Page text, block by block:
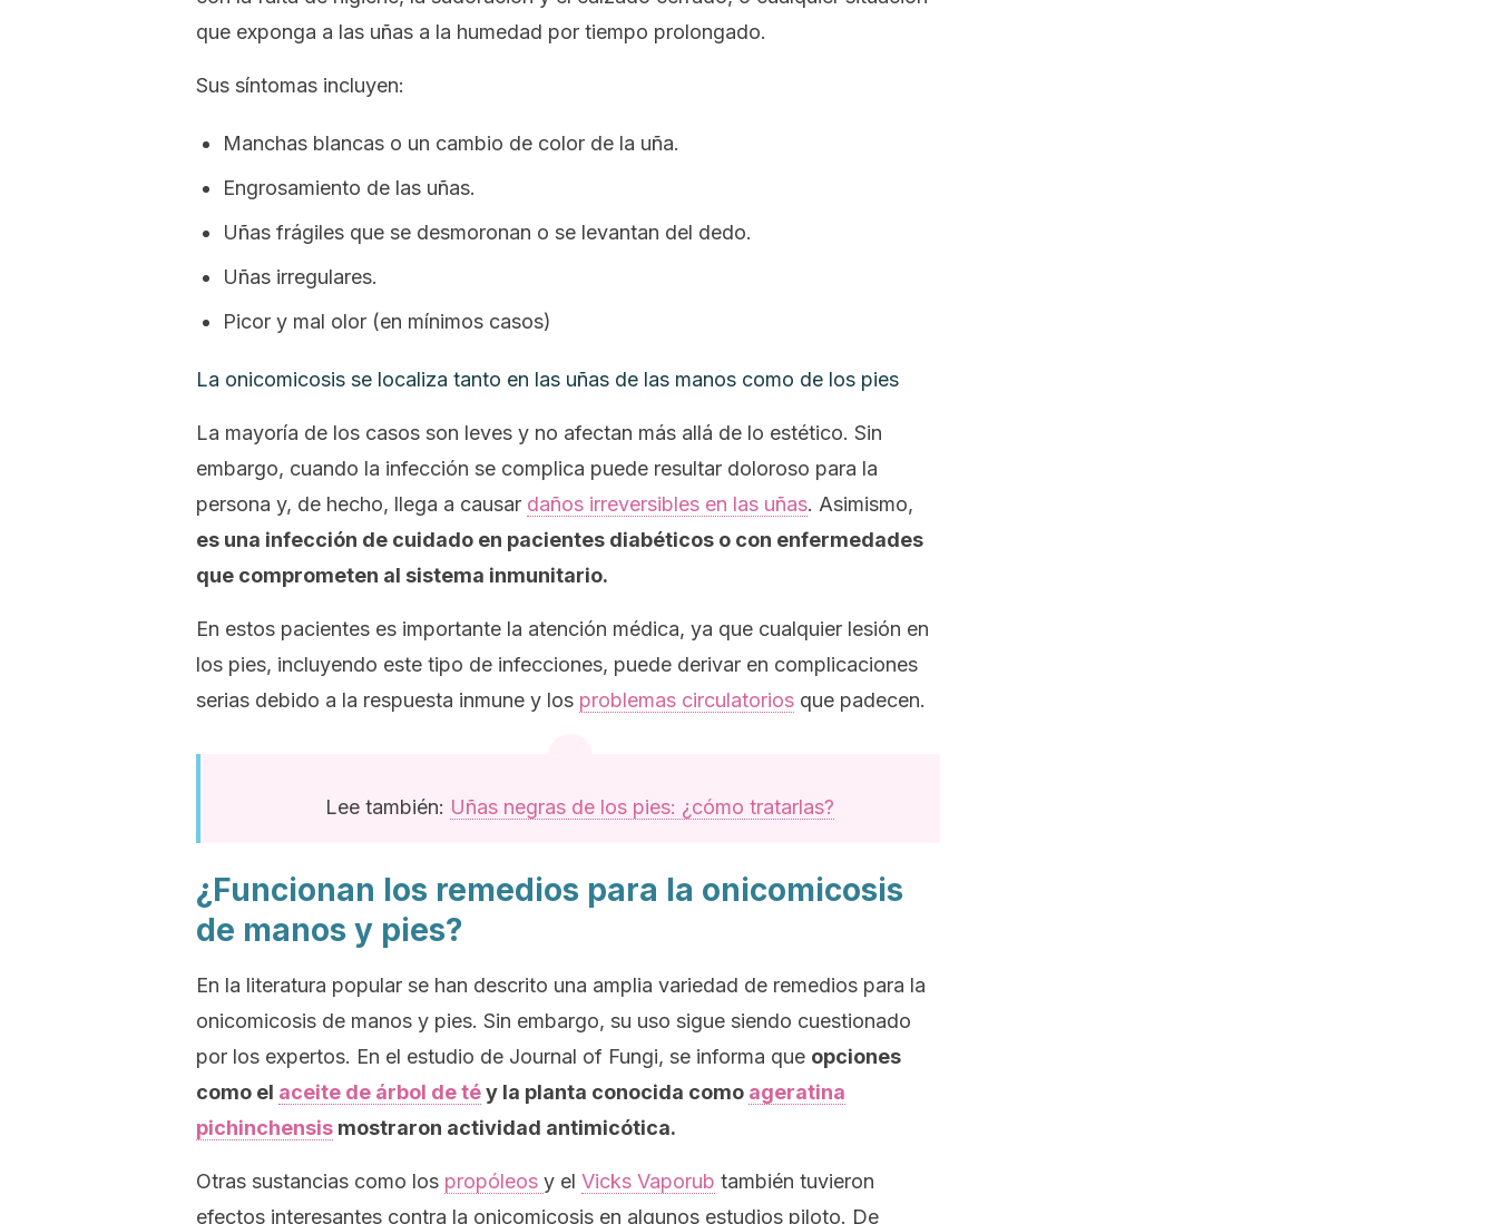
que exponga a las uñas a la humedad por tiempo prolongado.
Sus síntomas incluyen:
Manchas blancas o un cambio de color de la uña.
Engrosamiento de las uñas.
Uñas frágiles que se desmoronan o se levantan del dedo.
Uñas irregulares.
Picor y mal olor (en mínimos casos)
La onicomicosis se localiza tanto en las uñas de las manos como de los pies
La mayoría de los casos son leves y no afectan más allá de lo estético. Sin
embargo, cuando la infección se complica puede resultar doloroso para la
persona y, de hecho, llega a causar daños irreversibles en las uñas. Asimismo,
es una infección de cuidado en pacientes diabéticos o con enfermedades
que comprometen al sistema inmunitario.
En estos pacientes es importante la atención médica, ya que cualquier lesión en
los pies, incluyendo este tipo de infecciones, puede derivar en complicaciones
serias debido a la respuesta inmune y los problemas circulatorios que padecen.
Lee también: Uñas negras de los pies: ¿cómo tratarlas?
¿Funcionan los remedios para la onicomicosis
de manos y pies?
En la literatura popular se han descrito una amplia variedad de remedios para la
onicomicosis de manos y pies. Sin embargo, su uso sigue siendo cuestionado
por los expertos. En el estudio de Journal of Fungi, se informa que opciones
como el aceite de árbol de téy la planta conocida como ageratina
pichinchensis mostraron actividad antimicótica.
Otras sustancias como los propóleos y el Vicks Vaporub también tuvieron
efectos interesantes contra la onicomicosis en algunos estudios piloto. De